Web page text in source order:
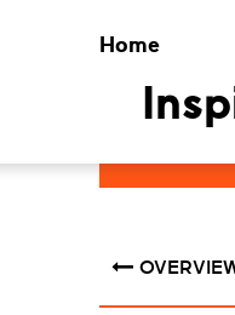
Home